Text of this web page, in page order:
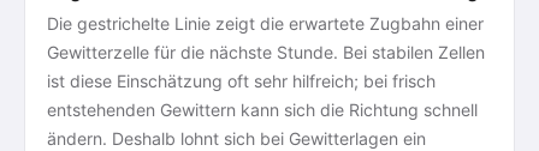
Die gestrichelte Linie zeigt die erwartete Zugbahn einer
Gewitterzelle für die nächste Stunde. Bei stabilen Zellen
ist diese Einschätzung oft sehr hilfreich; bei frisch
entstehenden Gewittern kann sich die Richtung schnell
ändern. Deshalb lohnt sich bei Gewitterlagen ein